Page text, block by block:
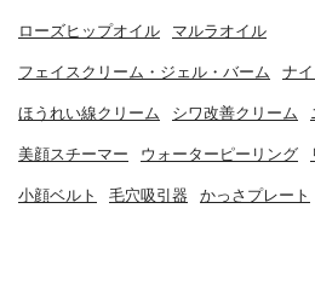
ローズヒップオイル マルラオイル
フェイスクリーム・ジェル・バーム ナ
ほうれい線クリーム シワ改善クリーム
美顔スチーマー ウォーターピーリング
小顔ベルト 毛穴吸引器 かっさプレート